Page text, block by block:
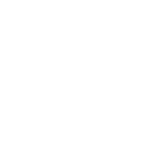
るものではありません。
は出荷製品に未対応品が
限り、2022年1月12日よ